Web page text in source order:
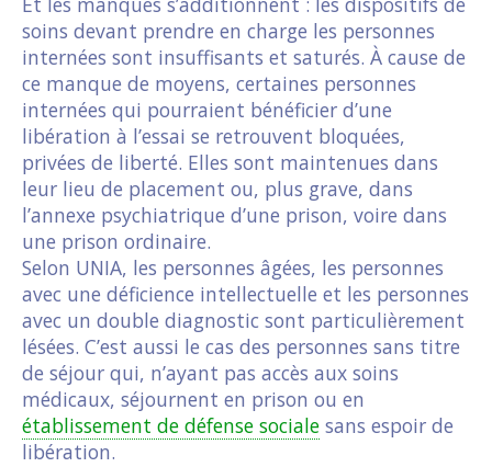
soins devant prendre en charge les personnes
internées sont insuffisants et saturés. À cause de
ce manque de moyens, certaines personnes
internées qui pourraient bénéficier d’une
libération à l’essai se retrouvent bloquées,
privées de liberté. Elles sont maintenues dans
leur lieu de placement ou, plus grave, dans
l’annexe psychiatrique d’une prison, voire dans
une prison ordinaire.
Selon UNIA, les personnes âgées, les personnes
avec une déficience intellectuelle et les personnes
avec un double diagnostic sont particulièrement
lésées. C’est aussi le cas des personnes sans titre
de séjour qui, n’ayant pas accès aux soins
médicaux, séjournent en prison ou en
établissement de défense sociale sans espoir de
libération.